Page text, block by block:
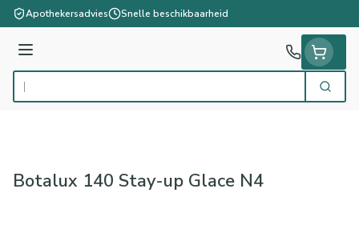
Ga naar de inhoud
Apothekersadvies Snelle beschikbaarheid
Menu
Product, merk, categorie... Zoek
Botalux 140 Stay-up Glace N4